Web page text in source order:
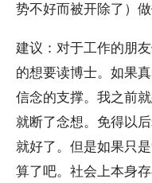
势不好而被开除了）
建议：对于工作的朋
的想要读博士。如果
信念的支撑。我之前
就断了念想。免得以
就好了。但是如果只
算了吧。社会上本身